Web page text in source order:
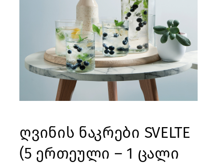
ღვინის ნაკრები SVELTE
(5 ერთეული – 1 ცალი